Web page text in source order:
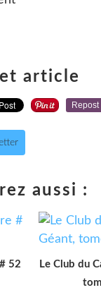
article
Repost
aussi :
52
Le Club du